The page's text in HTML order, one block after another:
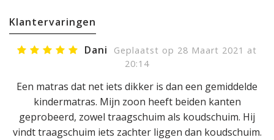
Klantervaringen
Dani
Geplaatst op 28 Maart 2021 at
20:14
Een matras dat net iets dikker is dan een gemiddelde
kindermatras. Mijn zoon heeft beiden kanten
geprobeerd, zowel traagschuim als koudschuim. Hij
vindt traagschuim iets zachter liggen dan koudschuim.